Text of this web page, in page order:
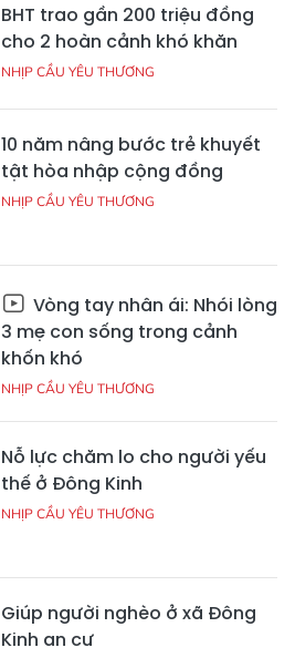
BHT trao gần 200 triệu đồng
cho 2 hoàn cảnh khó khăn
NHỊP CẦU YÊU THƯƠNG
10 năm nâng bước trẻ khuyết
tật hòa nhập cộng đồng
NHỊP CẦU YÊU THƯƠNG
Vòng tay nhân ái: Nhói lòng
3 mẹ con sống trong cảnh
khốn khó
NHỊP CẦU YÊU THƯƠNG
Nỗ lực chăm lo cho người yếu
thế ở Đông Kinh
NHỊP CẦU YÊU THƯƠNG
Giúp người nghèo ở xã Đông
Kinh an cư